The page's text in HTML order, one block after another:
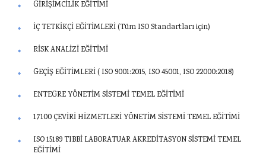
GİRİŞİMCİLİK EĞİTİMİ
İÇ TETKİKÇİ EĞİTİMLERİ (Tüm ISO Standartları için)
RİSK ANALİZİ EĞİTİMİ
GEÇİŞ EĞİTİMLERİ ( ISO 9001:2015, ISO 45001, ISO 22000:2018)
ENTEGRE YÖNETİM SİSTEMİ TEMEL EĞİTİMİ
17100 ÇEVİRİ HİZMETLERİ YÖNETİM SİSTEMİ TEMEL EĞİTİMİ
ISO 15189 TIBBİ LABORATUAR AKREDİTASYON SİSTEMİ TEMEL
EĞİTİMİ